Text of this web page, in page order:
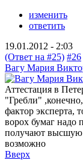
изменить
ответить
19.01.2012 - 2:03
(Ответ на #25) #26
Вагу Мария
Аттестация в
"Гребли"
фактор эксперта,
ворох бумаг надо
получают высшую
возможно
Вверх